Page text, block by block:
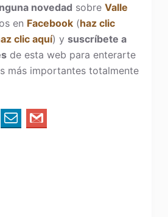
novedad sobre Valle
en Facebook(haz clic
clic aquí) y suscríbete a
de esta web para enterarte
más importantes totalmente